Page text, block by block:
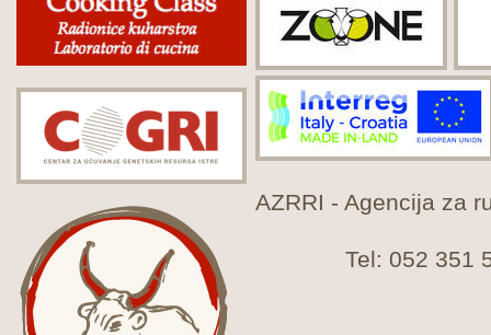
AZRRI - Agencija za
Tel: 052 351